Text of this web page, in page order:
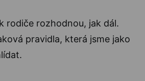
rodiče rozhodnou, jak dál.
pravidla, která jsme jako